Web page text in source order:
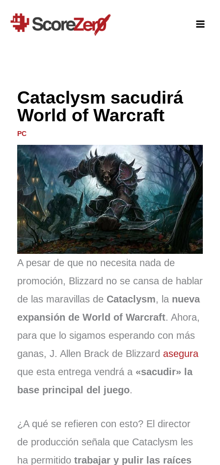
contenido
Cataclysm sacudirá
World of Warcraft
PC
A pesar de que no necesita nada de
promoción, Blizzard no se cansa de hablar
de las maravillas de Cataclysm, la nueva
expansión de World of Warcraft. Ahora,
para que lo sigamos esperando con más
ganas, J. Allen Brack de Blizzard asegura
que esta entrega vendrá a «sacudir» la
base principal del juego.
¿A qué se refieren con esto? El director
de producción señala que Cataclysm les
ha permitido trabajar y pulir las raíces